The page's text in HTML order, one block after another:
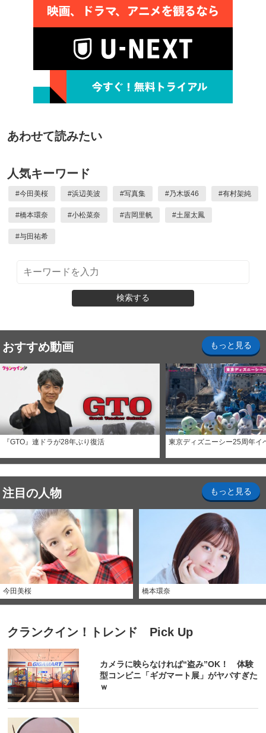
あわせて読みたい
人気キーワード
#今田美桜 #浜辺美波 #写真集 #乃木坂46 #有村架純
#橋本環奈 #小松菜奈 #吉岡里帆 #土屋太鳳
#与田祐希
検索する
おすすめ動画 もっと見る
『GTO』連ドラが28年ぶり復活 東京ディズニーシー25周年イ
注目の人物 もっと見る
今田美桜 橋本環奈
クランクイン！トレンド Pick Up
カメラに映らなければ“盗み”OK！ 体験
型コンビニ「ギガマート展」がヤバすぎた
ｗ